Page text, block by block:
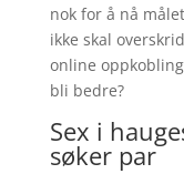
nok for å nå
ikke skal
online
bli bedre?
Sex i
søker par